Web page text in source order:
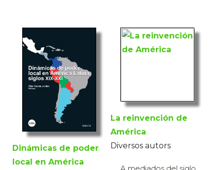
Dinámicas de poder
local en América
La reinvención de
América
Diversos autors